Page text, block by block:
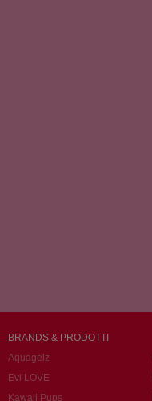
BRANDS & PRODOTTI
Aquagelz
Evi LOVE
Kawaii Pups